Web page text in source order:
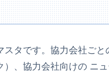
スタです。協力会社ご
）、協力会社向けの ニ